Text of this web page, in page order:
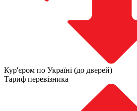
Кур'єром по Україні (до дверей)
Тариф перевізника